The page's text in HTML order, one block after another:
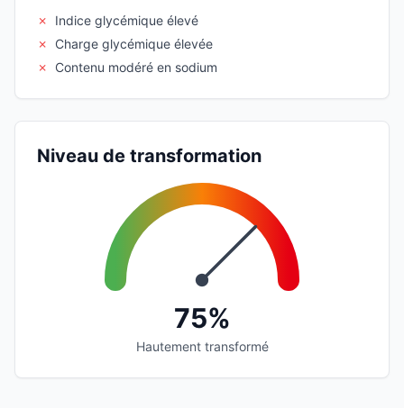
✗
Indice glycémique élevé
✗
Charge glycémique élevée
✗
Contenu modéré en sodium
Niveau de transformation
75%
Hautement transformé